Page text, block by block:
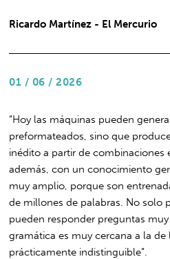
Ricardo Martínez - El Mercurio
01 / 06 / 2026
“Hoy las máquinas pueden
preformateados, sino que
inédito a partir de combinaciones
además, con un conocimiento
muy amplio, porque son
de millones de palabras. No solo
pueden responder preguntas
gramática es muy cercana a la de
prácticamente indistinguible”.